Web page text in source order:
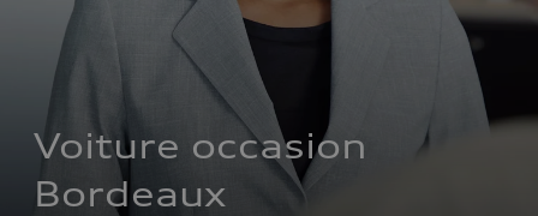
Voiture occasion
Bordeaux